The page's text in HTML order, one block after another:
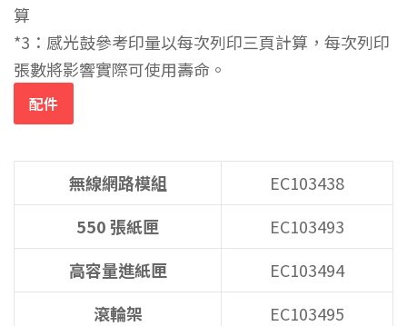
算
*3：感光鼓參考印量以每次列印三頁計算，每次列印
張數將影響實際可使用壽命。
配件
無線網路模組
EC103438
550 張紙匣
EC103493
高容量進紙匣
EC103494
滾輪架
EC103495